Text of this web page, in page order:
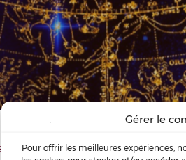
Gérer le
Pour offrir les meilleures expériences,
– Mars 2020
soins individuels (en …